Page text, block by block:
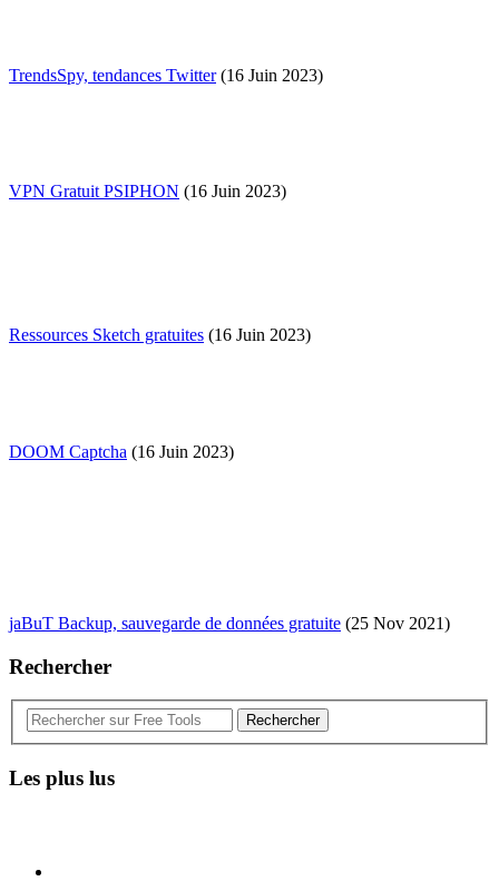
TrendsSpy, tendances Twitter(16 Juin 2023)
VPN Gratuit PSIPHON (16 Juin 2023)
Ressources Sketch gratuites (16 Juin 2023)
DOOM Captcha (16 Juin 2023)
jaBuT Backup, sauvegarde de données gratuite (25 Nov 2021)
Rechercher
Rechercher
Les plus lus